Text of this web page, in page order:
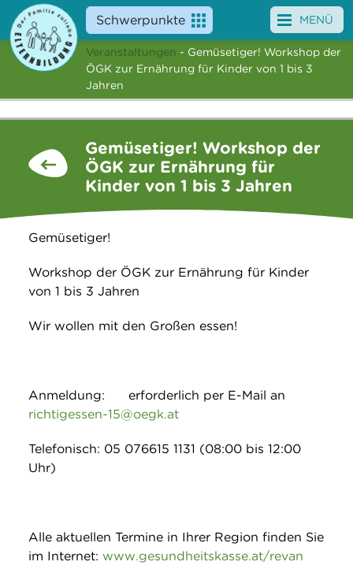
Schwerpunkte
Angebote
Veranstaltungen
Service
Über uns
Suche
MENÜ
Veranstaltungen - Gemüsetiger! Workshop der
ÖGK zur Ernährung für Kinder von 1 bis 3
Jahren
Gemüsetiger! Workshop der
ÖGK zur Ernährung für
Kinder von 1 bis 3 Jahren
Gemüsetiger!
Workshop der ÖGK zur Ernährung für Kinder
von 1 bis 3 Jahren
Wir wollen mit den Großen essen!
Anmeldung: erforderlich per E-Mail an
richtigessen-15@oegk.at
Telefonisch: 05 076615 1131 (08:00 bis 12:00
Uhr)
Alle aktuellen Termine in Ihrer Region finden Sie
im Internet: www.gesundheitskasse.at/revan